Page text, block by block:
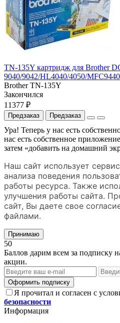
TN-135Y картридж для Brother
9040/9042/HL4040/4050/
Brother TN-135Y
Закончился
11377 ₽
Предзаказ Предзаказ
Ура! Теперь у нас есть
нас есть собственное
затем «добавить на домашний
Наш сайт использует
анализа поведения
работы ресурса. Также
улучшения работы сайта.
сайт, Вы даете свое
файлами.
Принимаю
50
Баллов дарим всем за подписку
акции.
Оформить подписку
Я прочитал и согласен с
безопасности
Информация